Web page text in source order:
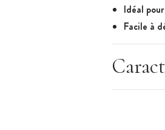
Idéal
Facile à
Moule
Matière